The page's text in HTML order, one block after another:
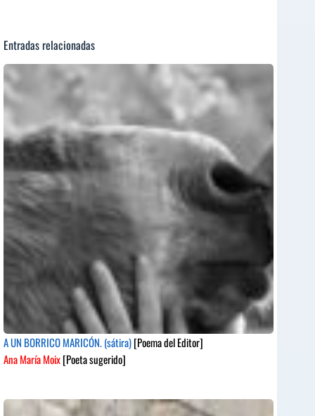
Entradas relacionadas
A UN BORRICO MARICÓN. (sátira)[Poema del Editor]
Ana María Moix[Poeta sugerido]